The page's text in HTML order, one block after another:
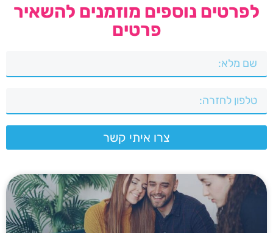
לפרטים נוספים מוזמנים להשאיר
פרטים
צרו איתי קשר